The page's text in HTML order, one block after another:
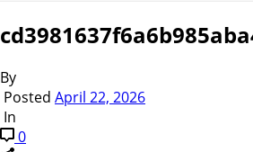
By
Posted April 22, 2026
In
0